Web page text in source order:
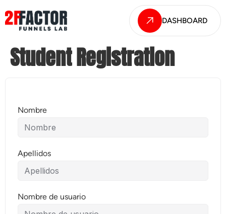
DASHBOARD
Student Registration
Nombre
Apellidos
Nombre de usuario